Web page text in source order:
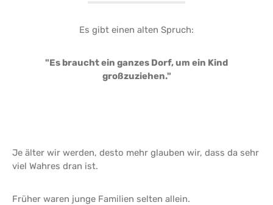
Es gibt einen alten Spruch:
"Es braucht ein ganzes Dorf, um ein Kind
großzuziehen."
Je älter wir werden, desto mehr glauben wir, dass da sehr
viel Wahres dran ist.
Früher waren junge Familien selten allein.